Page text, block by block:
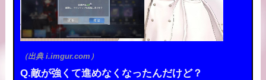
（出典 i.imgur.com）
Q.敵が強くて進めなくなったんだけど？